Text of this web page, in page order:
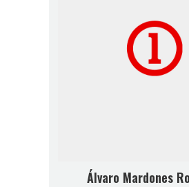
Álvaro Mardones